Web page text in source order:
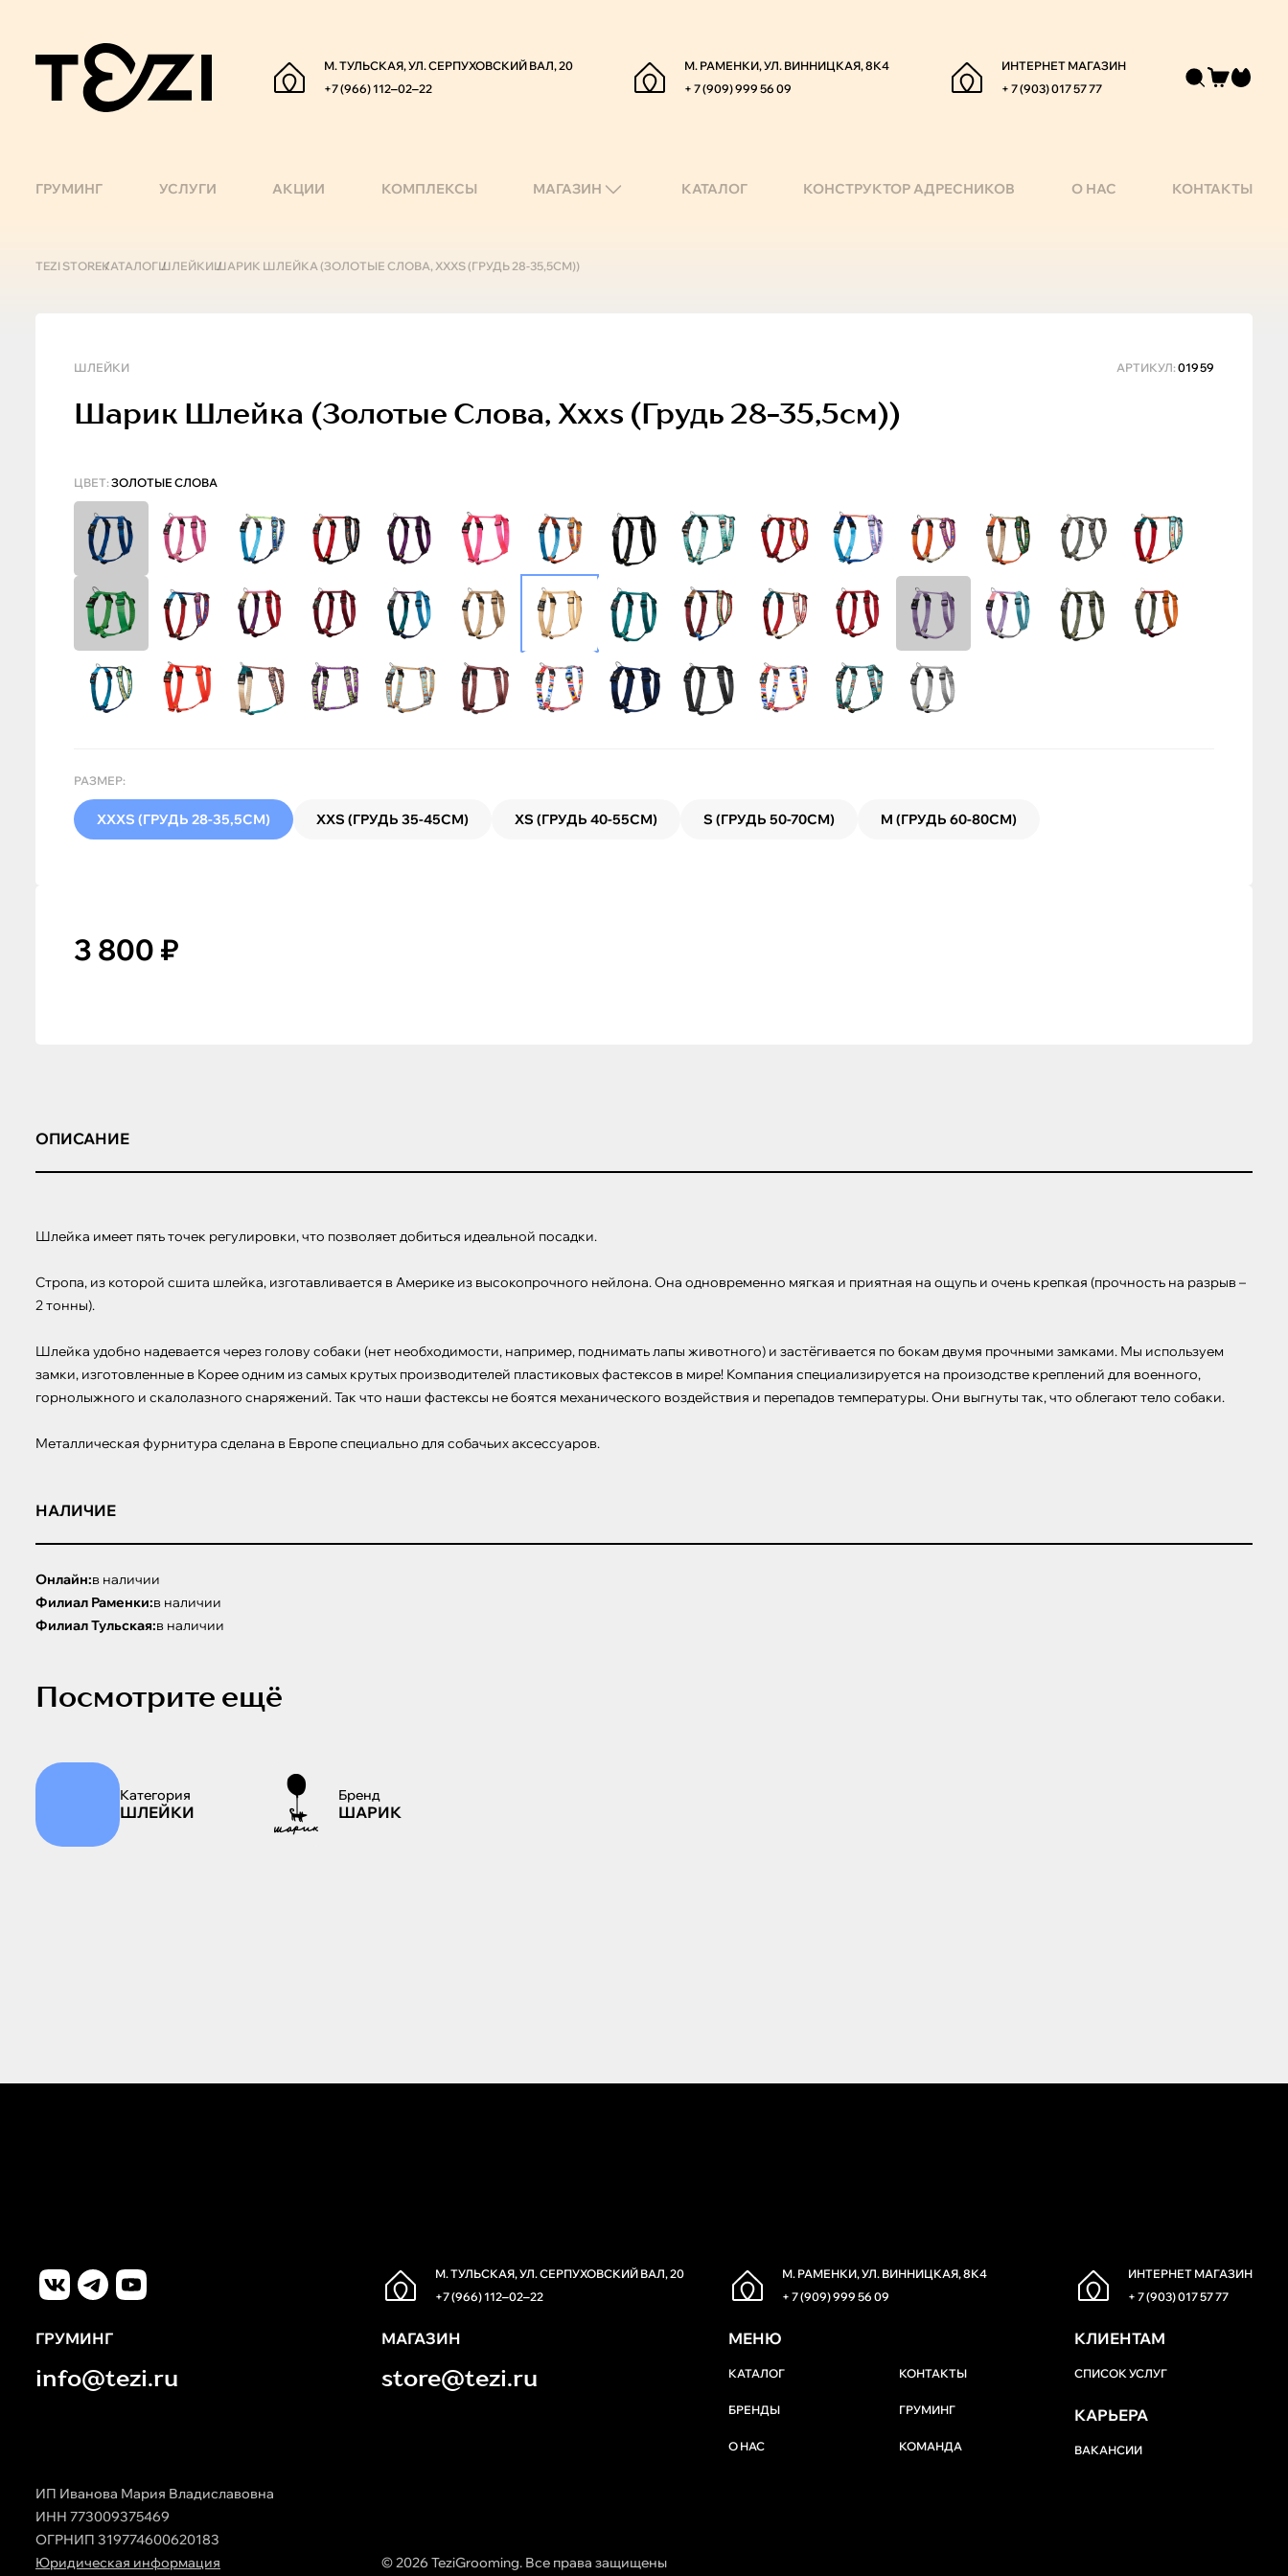
М. ТУЛЬСКАЯ, УЛ. СЕРПУХОВСКИЙ ВАЛ, 20
+7 (966) 112‒02‒22
М. РАМЕНКИ, УЛ. ВИННИЦКАЯ, 8К4
+ 7 (909) 999 56 09
ИНТЕРНЕТ МАГАЗИН
+ 7 (903) 017 57 77
ГРУМИНГ УСЛУГИ АКЦИИ КОМПЛЕКСЫ МАГАЗИН КАТАЛОГ КОНСТРУКТОР АДРЕСНИКОВ О НАС КОНТАКТЫ
TEZI STOREКАТАЛОГШЛЕЙКИШАРИК ШЛЕЙКА (ЗОЛОТЫЕ СЛОВА, XXXS (ГРУДЬ 28-35,5СМ))
ШЛЕЙКИ АРТИКУЛ: 01959
Шарик Шлейка (золотые Слова, Xxxs (грудь 28-35,5см))
ЦВЕТ: ЗОЛОТЫЕ СЛОВА
РАЗМЕР:
XXXS (ГРУДЬ 28-35,5СМ) XXS (ГРУДЬ 35-45СМ) XS (ГРУДЬ 40-55СМ) S (ГРУДЬ 50-70СМ) M (ГРУДЬ 60-80СМ)
3 800 ₽
ОПИСАНИЕ
Шлейка имеет пять точек регулировки, что позволяет добиться идеальной посадки.
Стропа, из которой сшита шлейка, изготавливается в Америке из высокопрочного нейлона. Она одновременно мягкая и приятная на ощупь и очень крепкая (прочность на разрыв –
2 тонны).
Шлейка удобно надевается через голову собаки (нет необходимости, например, поднимать лапы животного) и застёгивается по бокам двумя прочными замками. Мы используем
замки, изготовленные в Корее одним из самых крутых производителей пластиковых фастексов в мире! Компания специализируется на произодстве креплений для военного,
горнолыжного и скалолазного снаряжений. Так что наши фастексы не боятся механического воздействия и перепадов температуры. Они выгнуты так, что облегают тело собаки.
Металлическая фурнитура сделана в Европе специально для собачьих аксессуаров.
НАЛИЧИЕ
Онлайн:в наличии
Филиал Раменки:в наличии
Филиал Тульская:в наличии
Посмотрите ещё
Категория
ШЛЕЙКИ
Бренд
ШАРИК
М. ТУЛЬСКАЯ, УЛ. СЕРПУХОВСКИЙ ВАЛ, 20
+7 (966) 112‒02‒22
М. РАМЕНКИ, УЛ. ВИННИЦКАЯ, 8К4
+ 7 (909) 999 56 09
ИНТЕРНЕТ МАГАЗИН
+ 7 (903) 017 57 77
ГРУМИНГ
info@tezi.ru
МАГАЗИН
store@tezi.ru
МЕНЮ
КАТАЛОГ КОНТАКТЫ
БРЕНДЫ ГРУМИНГ
О НАС КОМАНДА
КЛИЕНТАМ
СПИСОК УСЛУГ
КАРЬЕРА
ВАКАНСИИ
ИП Иванова Мария Владиславовна
ИНН 773009375469
ОГРНИП 319774600620183
Юридическая информация
© 2026 TeziGrooming. Все права защищены